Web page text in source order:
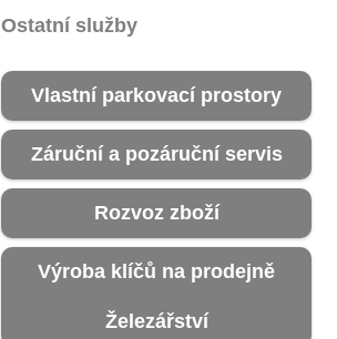
Ostatní služby
Vlastní parkovací prostory
Záruční a pozáruční servis
Rozvoz zboží
Výroba klíčů na prodejně
Železářství